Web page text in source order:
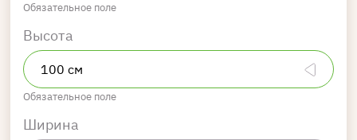
Обязательное поле
Высота
Обязательное поле
Ширина